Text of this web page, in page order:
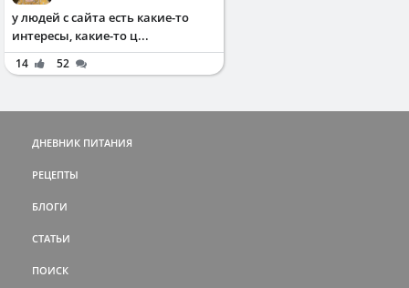
у людей с сайта есть какие-то
интересы, какие-то ц...
14 52
ДНЕВНИК ПИТАНИЯ
РЕЦЕПТЫ
БЛОГИ
СТАТЬИ
ПОИСК